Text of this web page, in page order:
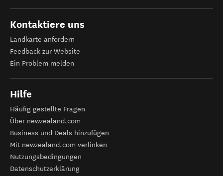
Kontaktiere uns
Landkarte anfordern
Feedback zur Website
Ein Problem melden
Hilfe
Häufig gestellte Fragen
Über newzealand.com
Business und Deals hinzufügen
Mit newzealand.com verlinken
Nutzungsbedingungen
Datenschutzerklärung